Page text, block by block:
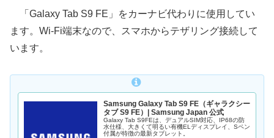
「Galaxy Tab S9 FE」をカーナビ代わりに使用してい
ます。Wi-Fi端末なので、スマホからテザリング接続して
います。
Samsung Galaxy Tab S9 FE（ギャラクシー
タブ S9 FE）| Samsung Japan 公式
Galaxy Tab S9FEは、デュアルSIM対応、IP68の防
水仕様、大きくて明るい有機ELディスプレイ、Sペン
付属が特徴の最新タブレット。